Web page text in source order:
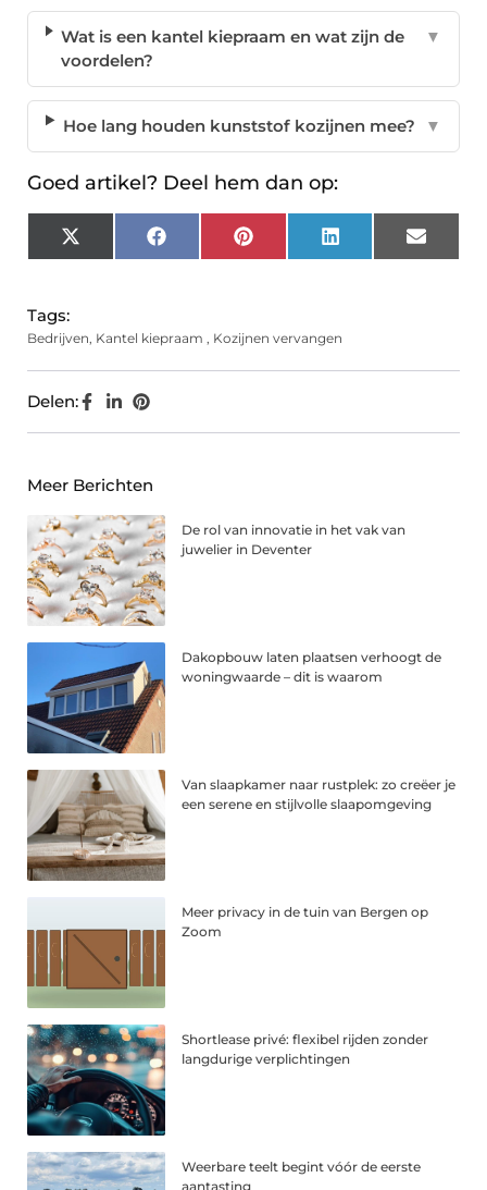
Wat is een kantel kiepraam en wat zijn de
voordelen?
▼
Hoe lang houden kunststof kozijnen mee? ▼
Goed artikel? Deel hem dan op:
X
(Twitter)
FacebookPinterest LinkedIn Email
Tags:
Bedrijven, Kantel kiepraam , Kozijnen vervangen
Delen:
Meer Berichten
De rol van innovatie in het vak van
juwelier in Deventer
Dakopbouw laten plaatsen verhoogt de
woningwaarde – dit is waarom
Van slaapkamer naar rustplek: zo creëer je
een serene en stijlvolle slaapomgeving
Meer privacy in de tuin van Bergen op
Zoom
Shortlease privé: flexibel rijden zonder
langdurige verplichtingen
Weerbare teelt begint vóór de eerste
aantasting